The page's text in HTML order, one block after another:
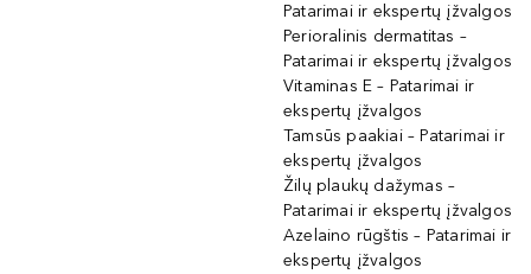
Patarimai ir ekspertų įžvalgos
Perioralinis dermatitas –
Patarimai ir ekspertų įžvalgos
Vitaminas E – Patarimai ir
ekspertų įžvalgos
Tamsūs paakiai – Patarimai ir
ekspertų įžvalgos
Žilų plaukų dažymas –
Patarimai ir ekspertų įžvalgos
Azelaino rūgštis – Patarimai ir
ekspertų įžvalgos